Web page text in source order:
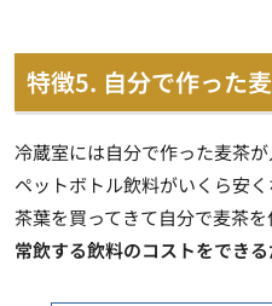
特徴5. 自分で作った
冷蔵室には自分で作った麦茶が
ペットボトル飲料がいくら安
茶葉を買ってきて自分で麦茶を
常飲する飲料のコストをでき